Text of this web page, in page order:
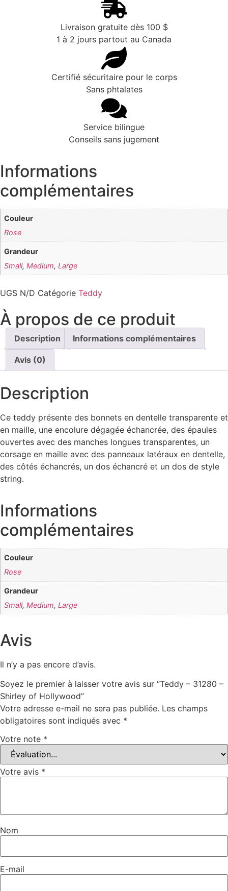
Livraison gratuite dès 100 $
1 à 2 jours partout au Canada
Certifié sécuritaire pour le corps
Sans phtalates
Service bilingue
Conseils sans jugement
Informations
complémentaires
Couleur
Rose
Grandeur
Small,Medium,Large
UGS N/D Catégorie Teddy
À propos de ce produit
Description Informations complémentaires
Avis (0)
Description
Ce teddy présente des bonnets en dentelle transparente et
en maille, une encolure dégagée échancrée, des épaules
ouvertes avec des manches longues transparentes, un
corsage en maille avec des panneaux latéraux en dentelle,
des côtés échancrés, un dos échancré et un dos de style
string.
Informations
complémentaires
Couleur
Rose
Grandeur
Small,Medium,Large
Avis
Il n’y a pas encore d’avis.
Soyez le premier à laisser votre avis sur “Teddy – 31280 –
Shirley of Hollywood”
Votre adresse e-mail ne sera pas publiée. Les champs
obligatoires sont indiqués avec *
Votre note *
Votre avis *
Nom
E-mail